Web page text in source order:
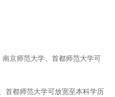
京师范大学、首都师范大学可
首都师范大学可放宽至本科学历